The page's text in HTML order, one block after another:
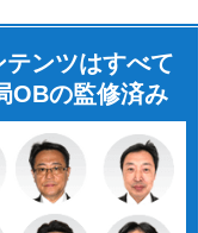
テンツはすべて
OBの監修済み